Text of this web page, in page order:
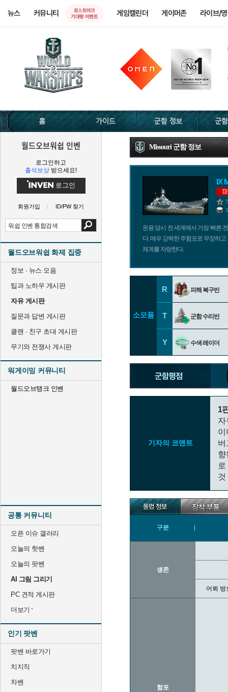
뉴스 커뮤니티
로스트아크
기대평 이벤트
게임캘린더 게이머존 라이브/
월드오브워쉽 인벤
로그인하고
출석보상 받으세요!
로그인
회원가입 ID/PW 찾기
월드오브워쉽 화제 집중
정보 · 뉴스 모음
팁과 노하우 게시판
자유 게시판
질문과 답변 게시판
클랜 · 친구 초대 게시판
무기와 전쟁사 게시판
워게이밍 커뮤니티
월드오브탱크 인벤
공통 커뮤니티
오픈 이슈 갤러리
오늘의 핫벤
오늘의 팟벤
AI 그림 그리기
PC 견적 게시판
더보기
인기 팟벤
팟벤 바로가기
치지직
차벤
Missouri 군함 정보
IX
1
운용 당시 전 세계에서 가장 빠른
다. 매우 강력한 주함포로 무장하
체계를 자랑한다.
소모품
R 피해 복구반
T 군함 수리반
Y 수색 레이더
기자의 코멘트
1
자
이
버
향
것
구분
생존
어뢰 방
함포